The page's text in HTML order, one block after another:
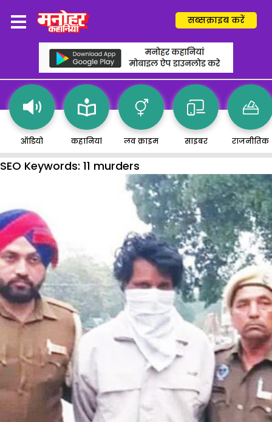
सब्सक्राइब करें
ऑडियो कहानियां लव क्राइम साइबर राजनीतिक
SEO Keywords: 11 murders